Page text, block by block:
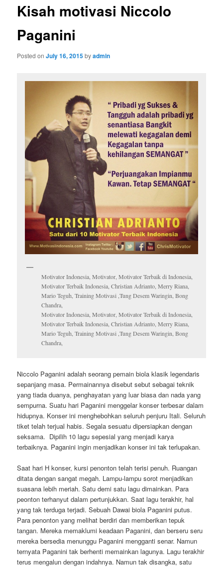
Kisah motivasi Niccolo
Paganini
Posted onJuly 16, 2015byadmin
Motivator Indonesia, Motivator, Motivator Terbaik di Indonesia,
Motivator Terbaik Indonesia, Christian Adrianto, Merry Riana,
Mario Teguh, Training Motivasi ,Tung Desem Waringin, Bong
Chandra,
Motivator Indonesia, Motivator, Motivator Terbaik di Indonesia,
Motivator Terbaik Indonesia, Christian Adrianto, Merry Riana,
Mario Teguh, Training Motivasi ,Tung Desem Waringin, Bong
Chandra,
Niccolo Paganini adalah seorang pemain biola klasik legendaris
sepanjang masa. Permainannya disebut sebut sebagai teknik
yang tiada duanya, penghayatan yang luar biasa dan nada yang
sempurna. Suatu hari Paganini menggelar konser terbesar dalam
hidupnya. Konser ini menghebohkan seluruh penjuru Itali. Seluruh
tiket telah terjual habis. Segala sesuatu dipersiapkan dengan
seksama. Dipilih 10 lagu sepesial yang menjadi karya
terbaiknya. Paganini ingin menjadikan konser ini tak terlupakan.
Saat hari H konser, kursi penonton telah terisi penuh. Ruangan
ditata dengan sangat megah. Lampu-lampu sorot menjadikan
suasana lebih meriah. Satu demi satu lagu dimainkan. Para
peonton terhanyut dalam pertunjukkan. Saat lagu terakhir, hal
yang tak terduga terjadi. Sebuah Dawai biola Paganini putus.
Para penonton yang melihat berdiri dan memberikan tepuk
tangan. Mereka memaklumi keadaan Paganini, dan berseru seru
mereka bersedia menunggu Paganini mengganti senar. Namun
ternyata Paganini tak berhenti memainkan lagunya. Lagu terakhir
terus mengalun dengan indahnya. Namun tak disangka, satu